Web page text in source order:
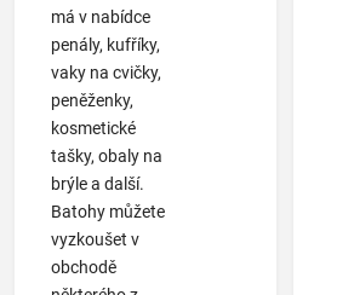
má v nabídce
penály, kufříky,
vaky na cvičky,
peněženky,
kosmetické
tašky, obaly na
brýle a další.
Batohy můžete
vyzkoušet v
obchodě